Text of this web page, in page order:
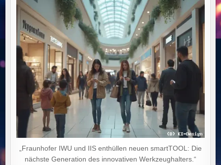
„Fraunhofer IWU und IIS enthüllen neuen smartTOOL: Die
nächste Generation des innovativen Werkzeughalters.“